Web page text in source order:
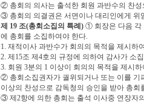
② 총회의 의사는 출석한 회원 과반수의 찬
③ 총회의 의결권은 서면이나 대리인에게 위
제 19 조(총회소집의 특례 ) ① 회장은 다음 각
에 총회를 소집하여야 한다.
1. 재적이사 과반수가 회의의 목적을 제시하
2. 제 15조 제 4호의 규정에 의하여 감사가 소
3. 회원 3분의 1 이상이 회의의 목적을 제시
② 총회소집권자가 궐위되거나 또는 이를
이상의 찬성으로 감독청의 승인을 받아 총회
③ 제 2항에 의한 총회는 출석 이사중 연장자